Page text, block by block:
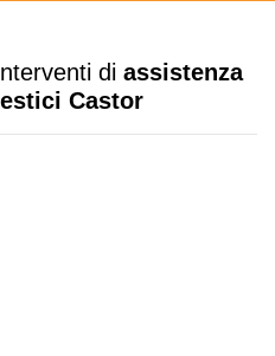
di assistenza
Castor